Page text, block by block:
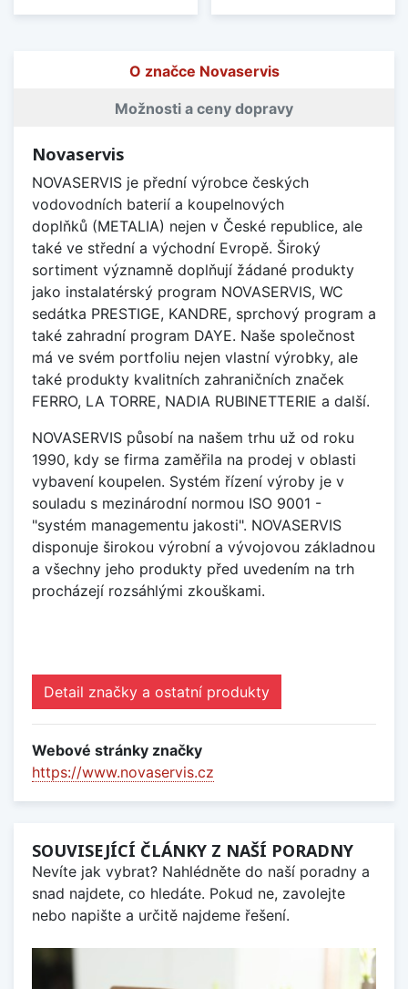
O značce Novaservis
Možnosti a ceny dopravy
Novaservis
NOVASERVIS je přední výrobce českých
vodovodních baterií a koupelnových
doplňků (METALIA) nejen v České republice, ale
také ve střední a východní Evropě. Široký
sortiment významně doplňují žádané produkty
jako instalatérský program NOVASERVIS, WC
sedátka PRESTIGE, KANDRE, sprchový program a
také zahradní program DAYE. Naše společnost
má ve svém portfoliu nejen vlastní výrobky, ale
také produkty kvalitních zahraničních značek
FERRO, LA TORRE, NADIA RUBINETTERIE a další.
NOVASERVIS působí na našem trhu už od roku
1990, kdy se firma zaměřila na prodej v oblasti
vybavení koupelen. Systém řízení výroby je v
souladu s mezinárodní normou ISO 9001 -
"systém managementu jakosti". NOVASERVIS
disponuje širokou výrobní a vývojovou základnou
a všechny jeho produkty před uvedením na trh
procházejí rozsáhlými zkouškami.
Detail značky a ostatní produkty
Webové stránky značky
https://www.novaservis.cz
SOUVISEJÍCÍ ČLÁNKY Z NAŠÍ PORADNY
Nevíte jak vybrat? Nahlédněte do naší poradny a
snad najdete, co hledáte. Pokud ne, zavolejte
nebo napište a určitě najdeme řešení.